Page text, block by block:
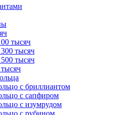
тысяч
тысяч
тысяч
с бриллиантом
с сапфиром
с изумрудом
с рубином